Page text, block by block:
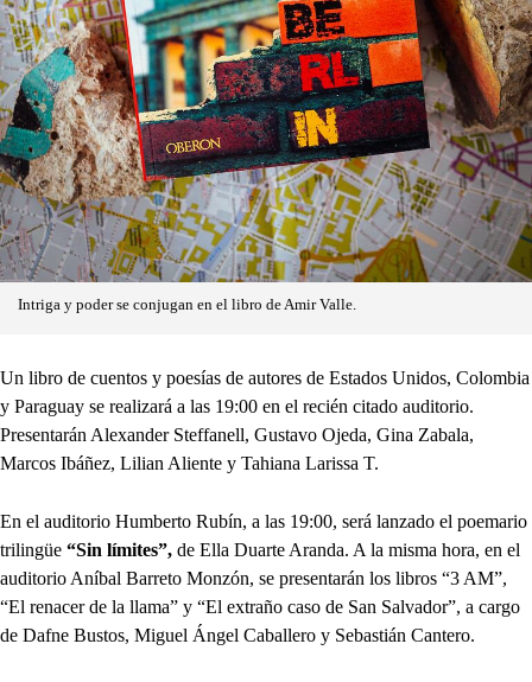
Intriga y poder se conjugan en el libro de Amir Valle.
Un libro de cuentos y poesías de autores de Estados Unidos, Colombia
y Paraguay se realizará a las 19:00 en el recién citado auditorio.
Presentarán Alexander Steffanell, Gustavo Ojeda, Gina Zabala,
Marcos Ibáñez, Lilian Aliente y Tahiana Larissa T.
En el auditorio Humberto Rubín, a las 19:00, será lanzado el poemario
trilingüe “Sin límites”, de Ella Duarte Aranda. A la misma hora, en el
auditorio Aníbal Barreto Monzón, se presentarán los libros “3 AM”,
“El renacer de la llama” y “El extraño caso de San Salvador”, a cargo
de Dafne Bustos, Miguel Ángel Caballero y Sebastián Cantero.